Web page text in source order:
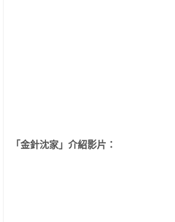
「金針沈家」介紹影片：